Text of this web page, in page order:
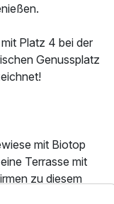
Platz 4 bei der
Genussplatz
mit Biotop
Terrasse mit
zu diesem